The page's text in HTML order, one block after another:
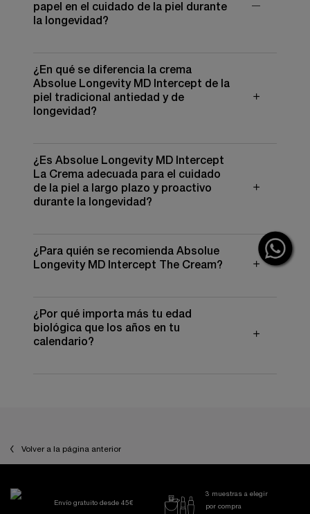
papel en el cuidado de la piel durante
la longevidad?
crema facial de alto rendimiento diseñada para
ayudar a mantener una piel con aspecto juvenil a lo
largo del tiempo. Desarrollado junto con la Longevity
Integrative Science de L'Oréal, ayuda a™ identificar
oxidativo—factores clave que contribuyen a la
aparición temprana de los signos de envejecimiento
—al tiempo que ayuda a mantener una piel suave,
resistente y cómoda.
¿En qué se diferencia la crema
Absolue Longevity MD Intercept de la
piel tradicional antiedad y de
longevidad?
¿Es Absolue Longevity MD Intercept
La Crema adecuada para el cuidado
de la piel a largo plazo y proactivo
durante la longevidad?
¿Para quién se recomienda Absolue
Longevity MD Intercept The Cream?
¿Por qué importa más tu edad
biológica que los años en tu
calendario?
Volver a la página anterior
Envío gratuito desde 45€
3 muestras a elegir
por compra